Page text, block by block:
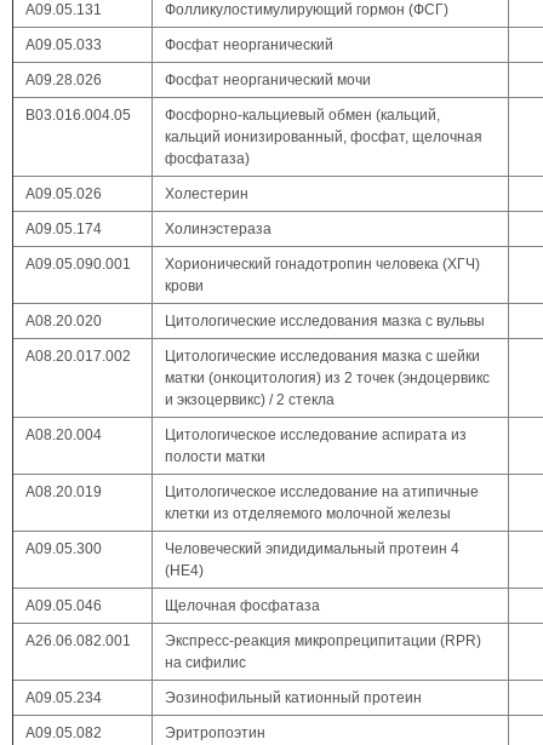
А09.05.131 Фолликулостимулирующий гормон (ФСГ)
А09.05.033 Фосфат неорганический
А09.28.026 Фосфат неорганический мочи
В03.016.004.05
Фосфорно-кальциевый обмен (кальций,
кальций ионизированный, фосфат, щелочная
фосфатаза)
А09.05.026 Холестерин
А09.05.174 Холинэстераза
А09.05.090.001
Хорионический гонадотропин человека (ХГЧ)
крови
А08.20.020 Цитологические исследования мазка с вульвы
A08.20.017.002
Цитологические исследования мазка с шейки
матки (онкоцитология) из 2 точек (эндоцервикс
и экзоцервикс) / 2 стекла
A08.20.004
Цитологическое исследование аспирата из
полости матки
A08.20.019
Цитологическое исследование на атипичные
клетки из отделяемого молочной железы
А09.05.300
Человеческий эпидидимальный протеин 4
(HE4)
А09.05.046 Щелочная фосфатаза
А26.06.082.001
Экспресс-реакция микропреципитации (RPR)
на сифилис
A09.05.234 Эозинофильный катионный протеин
А09.05.082 Эритропоэтин